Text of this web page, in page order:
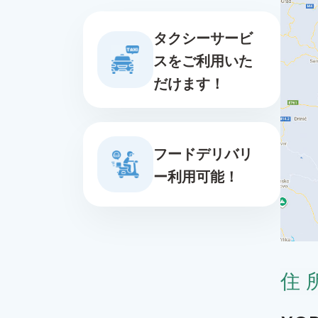
タクシーサービ
スをご利用いた
だけます！
フードデリバリ
ー利用可能！
住